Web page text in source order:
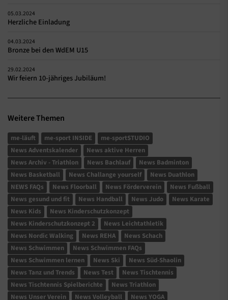
05.03.2024
Herzliche Einladung
04.03.2024
Bronze bei den WdEM U15
29.02.2024
Wir feiern 10-jähriges Jubiläum!
Weitere Themen
me-läuft me-sport INSIDE
me-sportSTUDIO
News Adventskalender
News aktive Herren
News Archiv - Triathlon
News Bachlauf
News Badminton
News Basketball
News Challange yourself
News Duathlon
NEWS FAQs
News Floorball News Förderverein
News Fußball
News gesund und fit
News Handball News Judo
News Karate
News Kids
News Kinderschutzkonzept
News Kinderschutzkonzept 2
News Leichtathletik
News Nordic Walking
News REHA
News Schach
News Schwimmen
News Schwimmen FAQs
News Schwimmen lernen
News Ski
News Süd-Shaolin
News Tanz und Trends
News Test
News Tischtennis
News Tischtennis Spielberichte
News Triathlon
News Unser Verein
News Volleyball News YOGA